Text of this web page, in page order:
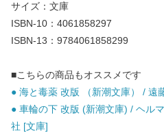
サイズ：文庫
ISBN-10：4061858297
ISBN-13：9784061858299
■こちらの商品もオススメです
● 海と毒薬 改版 （新潮文庫） / 遠
● 車輪の下 改版 (新潮文庫) / ヘル
社 [文庫]